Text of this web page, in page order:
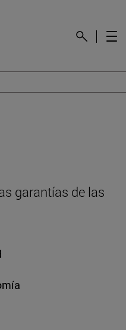
garantías de las